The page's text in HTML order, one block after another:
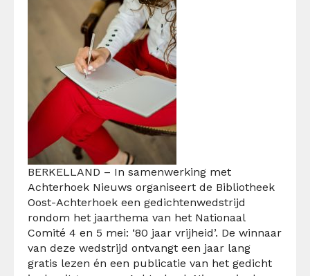
BERKELLAND – In samenwerking met
Achterhoek Nieuws organiseert de Bibliotheek
Oost-Achterhoek een gedichtenwedstrijd
rondom het jaarthema van het Nationaal
Comité 4 en 5 mei: ‘80 jaar vrijheid’. De winnaar
van deze wedstrijd ontvangt een jaar lang
gratis lezen én een publicatie van het gedicht